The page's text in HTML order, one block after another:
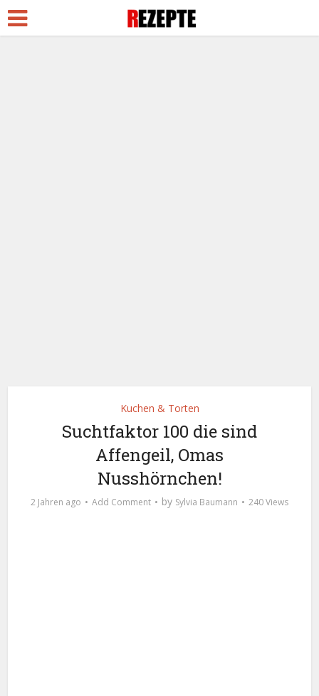
Kuchen & Torten
Suchtfaktor 100 die sind
Affengeil, Omas
Nusshörnchen!
2 Jahren ago Add Comment by Sylvia Baumann 240 Views